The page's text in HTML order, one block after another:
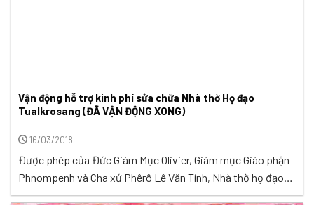
Vận động hỗ trợ kinh phí sửa chữa Nhà thờ Họ đạo
Tualkrosang (ĐÃ VẬN ĐỘNG XONG)
16/03/2018
Được phép của Đức Giám Mục Olivier, Giám mục Giáo phận
Phnompenh và Cha xứ Phêrô Lê Văn Tính, Nhà thờ họ đạo
Tualkrosang đã được khởi công sửa chữa lại vào ngày